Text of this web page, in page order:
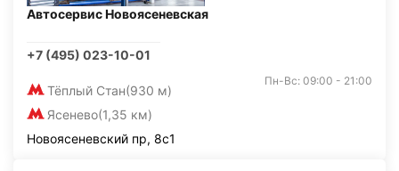
Автосервис Новоясеневская
+7 (495) 023-10-01
Тёплый Стан(930 м)
Ясенево(1,35 км)
Пн-Вс: 09:00 - 21:00
Новоясеневский пр, 8с1